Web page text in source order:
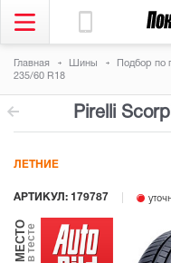
Главная Шины Подбор по
235/60 R18
Pirelli
АРТИКУЛ: 179787
ЛЕТНИЕ
МЕСТОв тесте